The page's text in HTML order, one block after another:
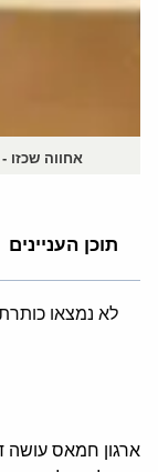
אחווה שכזו
תוכן העניינים
לא נמצאו
ארגון חמאס עושה